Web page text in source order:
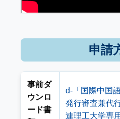
申請
事前ダ
ウンロ
ード書
d-「国際中国
発行審査兼代
連理工大学専用